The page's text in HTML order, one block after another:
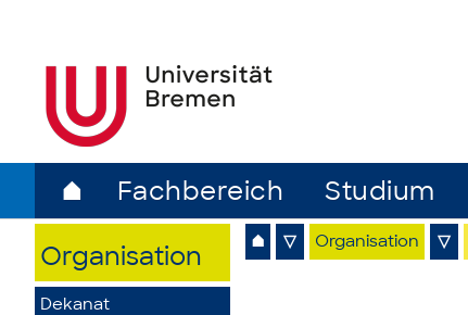
⌂ Fachbereich Studium
Organisation
Dekanat
⌂ ▽ Organisation ▽